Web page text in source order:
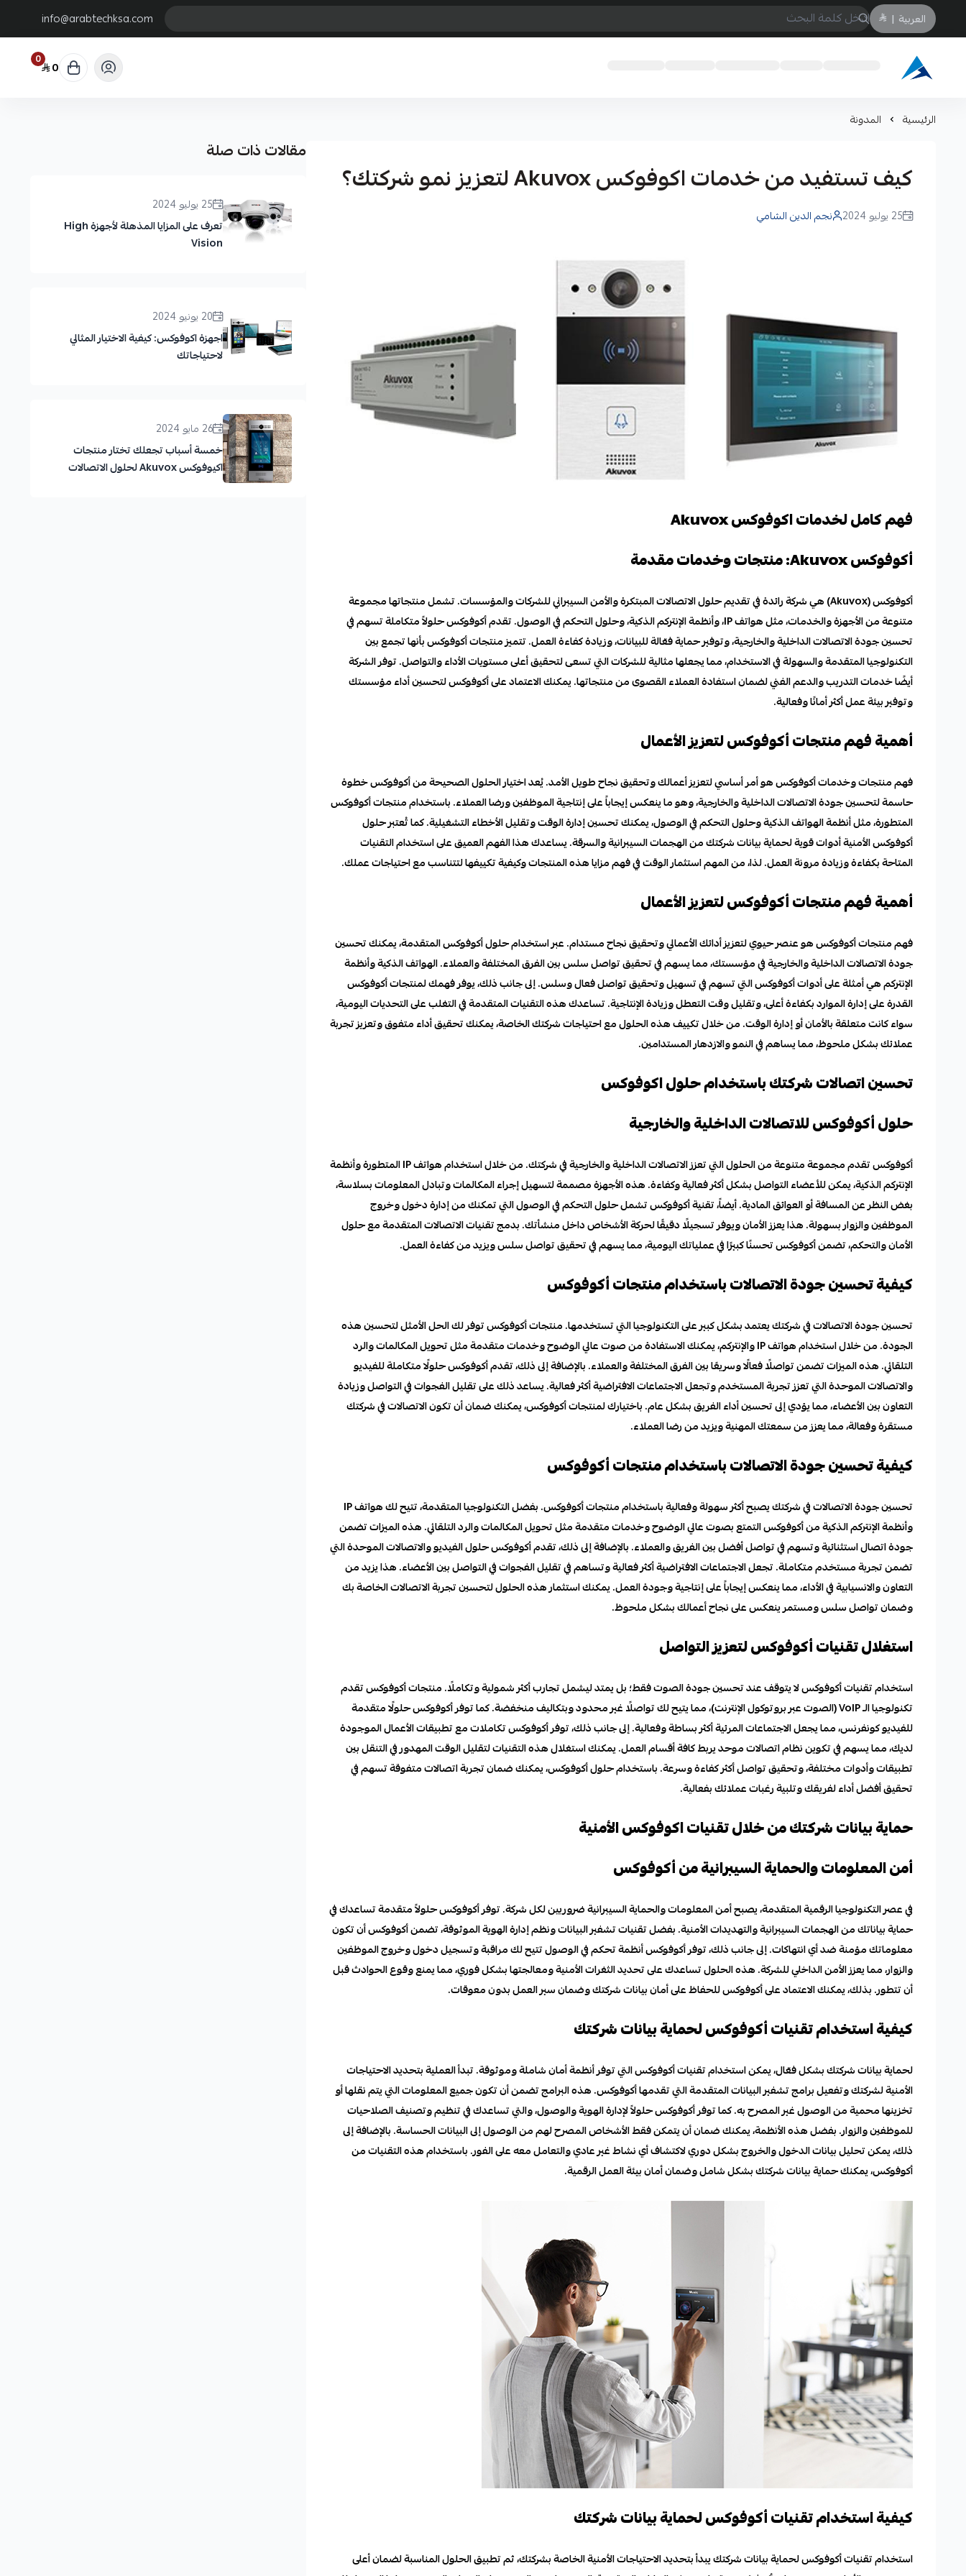
العربية |
info@arabtechksa.com
Arabtechksa
0 0
الرئيسية المدونة
كيف تستفيد من خدمات اكوفوكس Akuvox لتعزيز نمو شركتك؟
25 يوليو 2024 نجم الدين الشامي
فهم كامل لخدمات اكوفوكس Akuvox
أكوفوكس Akuvox: منتجات وخدمات مقدمة
أكوفوكس (Akuvox) هي شركة رائدة في تقديم حلول الاتصالات المبتكرة والأمن السيبراني للشركات والمؤسسات. تشمل منتجاتها مجموعة
متنوعة من الأجهزة والخدمات، مثل هواتف IP، وأنظمة الإنتركم الذكية، وحلول التحكم في الوصول. تقدم أكوفوكس حلولاً متكاملة تسهم في
تحسين جودة الاتصالات الداخلية والخارجية، وتوفير حماية فعّالة للبيانات، وزيادة كفاءة العمل. تتميز منتجات أكوفوكس بأنها تجمع بين
التكنولوجيا المتقدمة والسهولة في الاستخدام، مما يجعلها مثالية للشركات التي تسعى لتحقيق أعلى مستويات الأداء والتواصل. توفر الشركة
أيضًا خدمات التدريب والدعم الفني لضمان استفادة العملاء القصوى من منتجاتها. يمكنك الاعتماد على أكوفوكس لتحسين أداء مؤسستك
وتوفير بيئة عمل أكثر أمانًا وفعالية.
أهمية فهم منتجات أكوفوكس لتعزيز الأعمال
فهم منتجات وخدمات أكوفوكس هو أمر أساسي لتعزيز أعمالك وتحقيق نجاح طويل الأمد. يُعد اختيار الحلول الصحيحة من أكوفوكس خطوة
حاسمة لتحسين جودة الاتصالات الداخلية والخارجية، وهو ما ينعكس إيجاباً على إنتاجية الموظفين ورضا العملاء. باستخدام منتجات أكوفوكس
المتطورة، مثل أنظمة الهواتف الذكية وحلول التحكم في الوصول، يمكنك تحسين إدارة الوقت وتقليل الأخطاء التشغيلية. كما تُعتبر حلول
أكوفوكس الأمنية أدوات قوية لحماية بيانات شركتك من الهجمات السيبرانية والسرقة. يساعدك هذا الفهم العميق على استخدام التقنيات
المتاحة بكفاءة وزيادة مرونة العمل. لذا، من المهم استثمار الوقت في فهم مزايا هذه المنتجات وكيفية تكييفها لتتناسب مع احتياجات عملك.
أهمية فهم منتجات أكوفوكس لتعزيز الأعمال
فهم منتجات أكوفوكس هو عنصر حيوي لتعزيز أدائك الأعمالي وتحقيق نجاح مستدام. عبر استخدام حلول أكوفوكس المتقدمة، يمكنك تحسين
جودة الاتصالات الداخلية والخارجية في مؤسستك، مما يسهم في تحقيق تواصل سلس بين الفرق المختلفة والعملاء. الهواتف الذكية وأنظمة
الإنتركم هي أمثلة على أدوات أكوفوكس التي تسهم في تسهيل وتحقيق تواصل فعال وسلس. إلى جانب ذلك، يوفر فهمك لمنتجات أكوفوكس
القدرة على إدارة الموارد بكفاءة أعلى، وتقليل وقت التعطل وزيادة الإنتاجية. تساعدك هذه التقنيات المتقدمة في التغلب على التحديات اليومية،
سواء كانت متعلقة بالأمان أو إدارة الوقت. من خلال تكييف هذه الحلول مع احتياجات شركتك الخاصة، يمكنك تحقيق أداء متفوق وتعزيز تجربة
عملائك بشكل ملحوظ، مما يساهم في النمو والازدهار المستدامين.
تحسين اتصالات شركتك باستخدام حلول اكوفوكس
حلول أكوفوكس للاتصالات الداخلية والخارجية
أكوفوكس تقدم مجموعة متنوعة من الحلول التي تعزز الاتصالات الداخلية والخارجية في شركتك. من خلال استخدام هواتف IP المتطورة وأنظمة
الإنتركم الذكية، يمكن للأعضاء التواصل بشكل أكثر فعالية وكفاءة. هذه الأجهزة مصممة لتسهيل إجراء المكالمات وتبادل المعلومات بسلاسة،
بغض النظر عن المسافة أو العوائق المادية. أيضاً، تقنية أكوفوكس تشمل حلول التحكم في الوصول التي تمكنك من إدارة دخول وخروج
الموظفين والزوار بسهولة. هذا يعزز الأمان ويوفر تسجيلًا دقيقًا لحركة الأشخاص داخل منشأتك. بدمج تقنيات الاتصالات المتقدمة مع حلول
الأمان والتحكم، تضمن أكوفوكس تحسنًا كبيرًا في عملياتك اليومية، مما يسهم في تحقيق تواصل سلس ويزيد من كفاءة العمل.
كيفية تحسين جودة الاتصالات باستخدام منتجات أكوفوكس
تحسين جودة الاتصالات في شركتك يعتمد بشكل كبير على التكنولوجيا التي تستخدمها. منتجات أكوفوكس توفر لك الحل الأمثل لتحسين هذه
الجودة. من خلال استخدام هواتف IP والإنتركم، يمكنك الاستفادة من صوت عالي الوضوح وخدمات متقدمة مثل تحويل المكالمات والرد
التلقائي. هذه الميزات تضمن تواصلًا فعالًا وسريعًا بين الفرق المختلفة والعملاء. بالإضافة إلى ذلك، تقدم أكوفوكس حلولًا متكاملة للفيديو
والاتصالات الموحدة التي تعزز تجربة المستخدم وتجعل الاجتماعات الافتراضية أكثر فعالية. يساعد ذلك على تقليل الفجوات في التواصل وزيادة
التعاون بين الأعضاء، مما يؤدي إلى تحسين أداء الفريق بشكل عام. باختيارك لمنتجات أكوفوكس، يمكنك ضمان أن تكون الاتصالات في شركتك
مستقرة وفعالة، مما يعزز من سمعتك المهنية ويزيد من رضا العملاء.
كيفية تحسين جودة الاتصالات باستخدام منتجات أكوفوكس
تحسين جودة الاتصالات في شركتك يصبح أكثر سهولة وفعالية باستخدام منتجات أكوفوكس. بفضل التكنولوجيا المتقدمة، تتيح لك هواتف IP
وأنظمة الإنتركم الذكية من أكوفوكس التمتع بصوت عالي الوضوح وخدمات متقدمة مثل تحويل المكالمات والرد التلقائي. هذه الميزات تضمن
جودة اتصال استثنائية وتسهم في تواصل أفضل بين الفريق والعملاء. بالإضافة إلى ذلك، تقدم أكوفوكس حلول الفيديو والاتصالات الموحدة التي
تضمن تجربة مستخدم متكاملة. تجعل الاجتماعات الافتراضية أكثر فعالية وتساهم في تقليل الفجوات في التواصل بين الأعضاء. هذا يزيد من
التعاون والانسيابية في الأداء، مما ينعكس إيجاباً على إنتاجية وجودة العمل. يمكنك استثمار هذه الحلول لتحسين تجربة الاتصالات الخاصة بك
وضمان تواصل سلس ومستمر ينعكس على نجاح أعمالك بشكل ملحوظ.
استغلال تقنيات أكوفوكس لتعزيز التواصل
استخدام تقنيات أكوفوكس لا يتوقف عند تحسين جودة الصوت فقط؛ بل يمتد ليشمل تجارب أكثر شمولية وتكاملًا. منتجات أكوفوكس تقدم
تكنولوجيا الـ VoIP (الصوت عبر بروتوكول الإنترنت)، مما يتيح لك تواصلًا غير محدود وبتكاليف منخفضة. كما توفر أكوفوكس حلولًا متقدمة
للفيديو كونفرنس، مما يجعل الاجتماعات المرئية أكثر بساطة وفعالية. إلى جانب ذلك، توفر أكوفوكس تكاملات مع تطبيقات الأعمال الموجودة
لديك، مما يسهم في تكوين نظام اتصالات موحد يربط كافة أقسام العمل. يمكنك استغلال هذه التقنيات لتقليل الوقت المهدور في التنقل بين
تطبيقات وأدوات مختلفة، وتحقيق تواصل أكثر كفاءة وسرعة. باستخدام حلول أكوفوكس، يمكنك ضمان تجربة اتصالات متفوقة تسهم في
تحقيق أفضل أداء لفريقك وتلبية رغبات عملائك بفعالية.
حماية بيانات شركتك من خلال تقنيات اكوفوكس الأمنية
أمن المعلومات والحماية السيبرانية من أكوفوكس
في عصر التكنولوجيا الرقمية المتقدمة، يصبح أمن المعلومات والحماية السيبرانية ضروريين لكل شركة. توفر أكوفوكس حلولاً متقدمة تساعدك في
حماية بياناتك من الهجمات السيبرانية والتهديدات الأمنية. بفضل تقنيات تشفير البيانات ونظم إدارة الهوية الموثوقة، تضمن أكوفوكس أن تكون
معلوماتك مؤمنة ضد أي انتهاكات. إلى جانب ذلك، توفر أكوفوكس أنظمة تحكم في الوصول تتيح لك مراقبة وتسجيل دخول وخروج الموظفين
والزوار، مما يعزز الأمن الداخلي للشركة. هذه الحلول تساعدك على تحديد الثغرات الأمنية ومعالجتها بشكل فوري، مما يمنع وقوع الحوادث قبل
أن تتطور. بذلك، يمكنك الاعتماد على أكوفوكس للحفاظ على أمان بيانات شركتك وضمان سير العمل بدون معوقات.
كيفية استخدام تقنيات أكوفوكس لحماية بيانات شركتك
لحماية بيانات شركتك بشكل فعّال، يمكن استخدام تقنيات أكوفوكس التي توفر أنظمة أمان شاملة وموثوقة. تبدأ العملية بتحديد الاحتياجات
الأمنية لشركتك وتفعيل برامج تشفير البيانات المتقدمة التي تقدمها أكوفوكس. هذه البرامج تضمن أن تكون جميع المعلومات التي يتم نقلها أو
تخزينها محمية من الوصول غير المصرح به. كما توفر أكوفوكس حلولاً لإدارة الهوية والوصول، والتي تساعدك في تنظيم وتصنيف الصلاحيات
للموظفين والزوار. بفضل هذه الأنظمة، يمكنك ضمان أن يتمكن فقط الأشخاص المصرح لهم من الوصول إلى البيانات الحساسة. بالإضافة إلى
ذلك، يمكن تحليل بيانات الدخول والخروج بشكل دوري لاكتشاف أي نشاط غير عادي والتعامل معه على الفور. باستخدام هذه التقنيات من
أكوفوكس، يمكنك حماية بيانات شركتك بشكل شامل وضمان أمان بيئة العمل الرقمية.
كيفية استخدام تقنيات أكوفوكس لحماية بيانات شركتك
استخدام تقنيات أكوفوكس لحماية بيانات شركتك يبدأ بتحديد الاحتياجات الأمنية الخاصة بشركتك، ثم تطبيق الحلول المناسبة لضمان أعلى
مقالات ذات صلة
25 يوليو 2024
تعرف على المزايا المذهلة لأجهزة High
Vision
20 يونيو 2024
اجهزة اكوفوكس: كيفية الاختيار المثالي
لاحتياجاتك
26 مايو 2024
خمسة أسباب تجعلك تختار منتجات
اكيوفوكس Akuvox لحلول الاتصالات